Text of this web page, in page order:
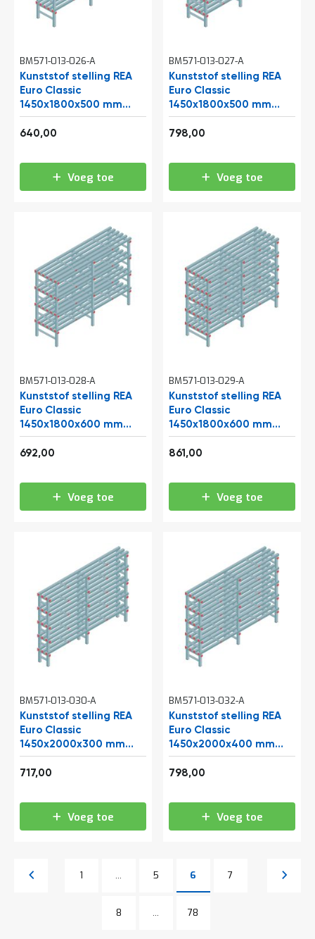
account
BM571-013-026-A
Kunststof stelling REA
Euro Classic
1450x1800x500 mm
(hxbxd) 4 niveaus
640,00
Voeg toe
BM571-013-027-A
Kunststof stelling REA
Euro Classic
1450x1800x500 mm
(hxbxd) 5 niveaus
798,00
Voeg toe
BM571-013-028-A
Kunststof stelling REA
Euro Classic
1450x1800x600 mm
(hxbxd) 4 niveaus
692,00
Voeg toe
BM571-013-029-A
Kunststof stelling REA
Euro Classic
1450x1800x600 mm
(hxbxd) 5 niveaus
861,00
Voeg toe
BM571-013-030-A
Kunststof stelling REA
Euro Classic
1450x2000x300 mm
(hxbxd) 5 niveaus
717,00
Voeg toe
BM571-013-032-A
Kunststof stelling REA
Euro Classic
1450x2000x400 mm
(hxbxd) 5 niveaus
798,00
Voeg toe
Pagina
Vorige Pagina
1 ... Pagina
5 U lees momenteel pagina
6 Pagina
7
Pagina
8 ... Pagina
78
Pagina